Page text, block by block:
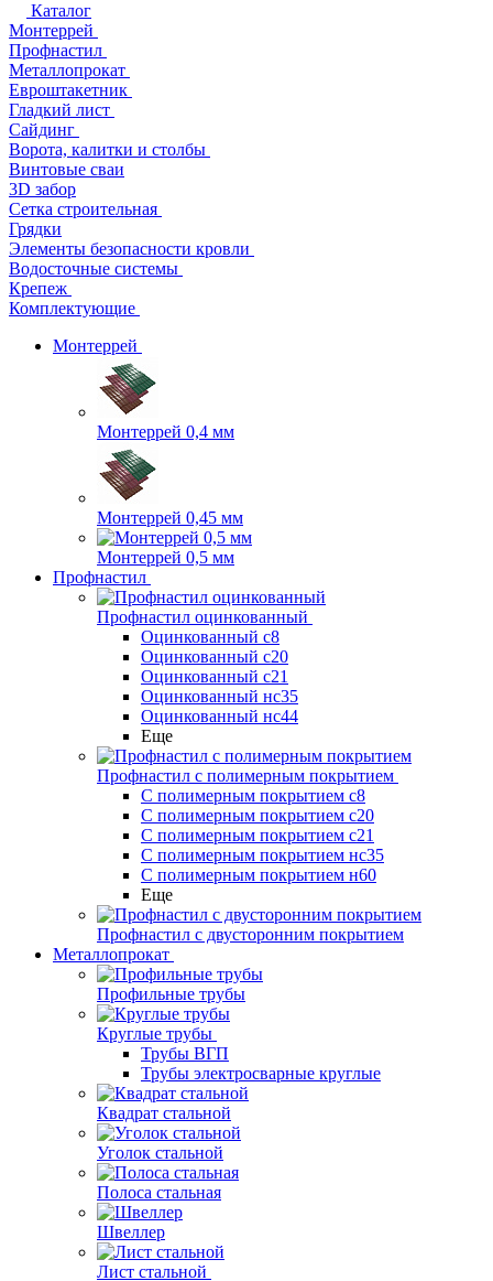
Каталог
Монтеррей
Профнастил
Металлопрокат
Евроштакетник
Гладкий лист
Сайдинг
Ворота, калитки и столбы
Винтовые сваи
3D забор
Сетка строительная
Грядки
Элементы безопасности кровли
Водосточные системы
Крепеж
Комплектующие
Монтеррей
Монтеррей 0,4 мм
Монтеррей 0,45 мм
Монтеррей 0,5 мм
Профнастил
Профнастил оцинкованный
Оцинкованный с8
Оцинкованный с20
Оцинкованный с21
Оцинкованный нс35
Оцинкованный нс44
Еще
Профнастил с полимерным покрытием
С полимерным покрытием с8
С полимерным покрытием с20
С полимерным покрытием с21
С полимерным покрытием нс35
С полимерным покрытием н60
Еще
Профнастил с двусторонним покрытием
Металлопрокат
Профильные трубы
Круглые трубы
Трубы ВГП
Трубы электросварные круглые
Квадрат стальной
Уголок стальной
Полоса стальная
Швеллер
Лист стальной